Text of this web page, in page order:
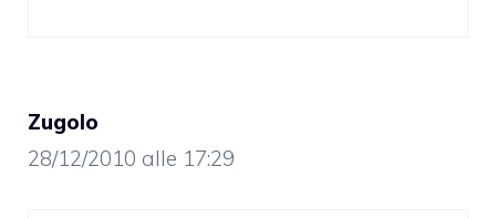
Zugolo
28/12/2010 alle 17:29